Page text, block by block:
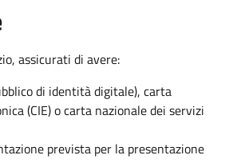
assicurati di avere:
di identità digitale), carta
(CIE) o carta nazionale dei servizi
prevista per la presentazione